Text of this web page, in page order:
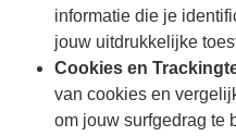
informatie die je
jouw uitdrukkelijke
Cookies en
van cookies en
om jouw surfgedrag te